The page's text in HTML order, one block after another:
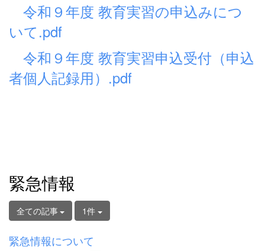
令和９年度 教育実習の申込みにつ
いて.pdf
令和９年度 教育実習申込受付（申込
者個人記録用）.pdf
緊急情報
全ての記事 1件
緊急情報について